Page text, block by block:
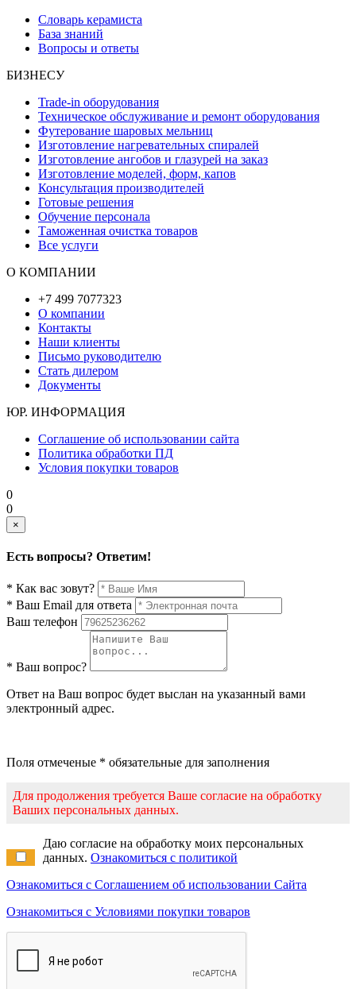
Словарь керамиста
База знаний
Вопросы и ответы
БИЗНЕСУ
Trade-in оборудования
Техническое обслуживание и ремонт оборудования
Футерование шаровых мельниц
Изготовление нагревательных спиралей
Изготовление ангобов и глазурей на заказ
Изготовление моделей, форм, капов
Консультация производителей
Готовые решения
Обучение персонала
Таможенная очистка товаров
Все услуги
О КОМПАНИИ
+7 499 7077323
О компании
Контакты
Наши клиенты
Письмо руководителю
Стать дилером
Документы
ЮР. ИНФОРМАЦИЯ
Соглашение об использовании сайта
Политика обработки ПД
Условия покупки товаров
0
0
×
Есть вопросы? Ответим!
* Как вас зовут?
* Ваш Email для ответа
Ваш телефон
* Ваш вопрос?
Ответ на Ваш вопрос будет выслан на указанный вами
электронный адрес.
Поля отмеченые * обязательные для заполнения
Для продолжения требуется Ваше согласие на обработку
Ваших персональных данных.
Даю согласие на обработку моих персональных
данных. Ознакомиться с политикой
Ознакомиться с Соглашением об использовании Сайта
Ознакомиться с Условиями покупки товаров